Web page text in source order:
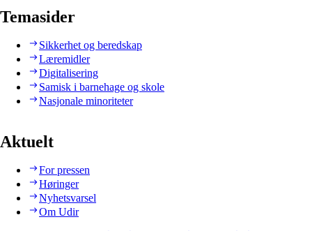
Temasider
Sikkerhet og beredskap
Læremidler
Digitalisering
Samisk i barnehage og skole
Nasjonale minoriteter
Aktuelt
For pressen
Høringer
Nyhetsvarsel
Om Udir